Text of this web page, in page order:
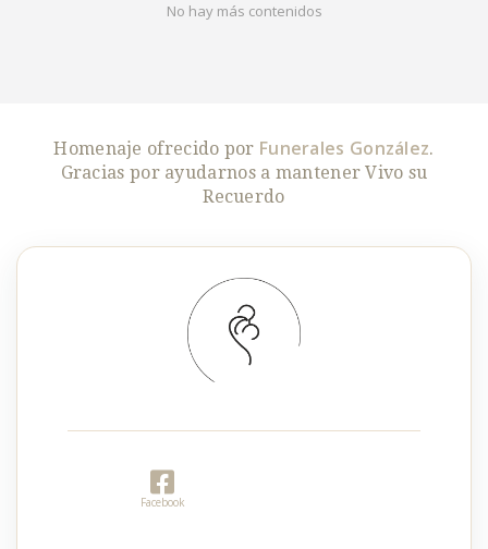
No hay más contenidos
Homenaje ofrecido por Funerales González.
Gracias por ayudarnos a mantener Vivo su
Recuerdo
Facebook